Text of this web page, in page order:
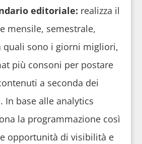
editoriale: realizza il
mensile, semestrale,
quali sono i giorni migliori,
più consoni per postare
a seconda dei
In base alle analytics
la programmazione così
opportunità di visibilità e